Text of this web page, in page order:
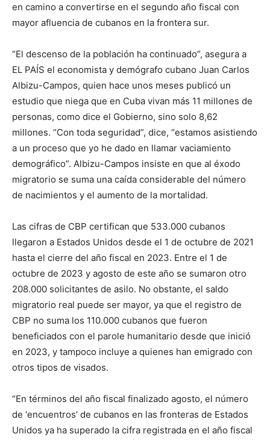
en camino a convertirse en el segundo año fiscal con
mayor afluencia de cubanos en la frontera sur.
“El descenso de la población ha continuado”, asegura a
EL PAÍS el economista y demógrafo cubano Juan Carlos
Albizu-Campos, quien hace unos meses publicó un
estudio que niega que en Cuba vivan más 11 millones de
personas, como dice el Gobierno, sino solo 8,62
millones. “Con toda seguridad”, dice, “estamos asistiendo
a un proceso que yo he dado en llamar vaciamiento
demográfico”. Albizu-Campos insiste en que al éxodo
migratorio se suma una caída considerable del número
de nacimientos y el aumento de la mortalidad.
Las cifras de CBP certifican que 533.000 cubanos
llegaron a Estados Unidos desde el 1 de octubre de 2021
hasta el cierre del año fiscal en 2023. Entre el 1 de
octubre de 2023 y agosto de este año se sumaron otro
208.000 solicitantes de asilo. No obstante, el saldo
migratorio real puede ser mayor, ya que el registro de
CBP no suma los 110.000 cubanos que fueron
beneficiados con el parole humanitario desde que inició
en 2023, y tampoco incluye a quienes han emigrado con
otros tipos de visados.
“En términos del año fiscal finalizado agosto, el número
de ‘encuentros’ de cubanos en las fronteras de Estados
Unidos ya ha superado la cifra registrada en el año fiscal